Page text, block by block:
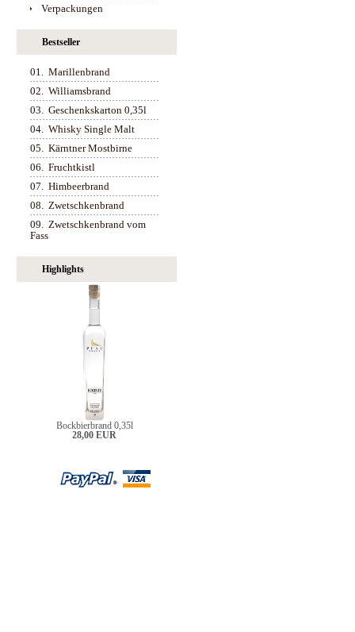
Verpackungen
Bestseller
01. Marillenbrand
02. Williamsbrand
03. Geschenkskarton 0,35l
04. Whisky Single Malt
05. Kärntner Mostbirne
06. Fruchtkistl
07. Himbeerbrand
08. Zwetschkenbrand
09. Zwetschkenbrand vom
Fass
Highlights
Bockbierbrand 0,35l
28,00 EUR